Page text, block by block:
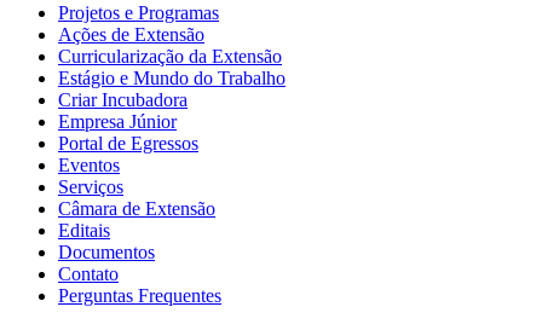
Projetos e Programas
Ações de Extensão
Curricularização da Extensão
Estágio e Mundo do Trabalho
Criar Incubadora
Empresa Júnior
Portal de Egressos
Eventos
Serviços
Câmara de Extensão
Editais
Documentos
Contato
Perguntas Frequentes